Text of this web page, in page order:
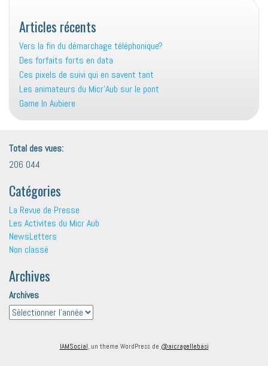
Articles récents
Vers la fin du démarchage téléphonique?
Des forfaits forts en data
Ces pixels de suivi qui en savent tant
Les animateurs du Micr’Aub sur le pont
Game In Aubiere
Total des vues:
206 044
Catégories
La Revue de Presse
Les Activites du Micr Aub
NewsLetters
Non classé
Archives
Archives
IAMSocial, un theme WordPress de @aicragellebasi